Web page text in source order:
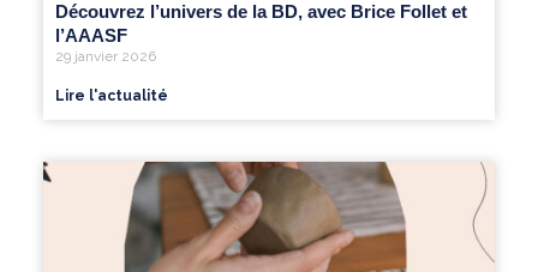
Découvrez l’univers de la BD, avec Brice Follet et
l’AAASF
29 janvier 2026
Lire l'actualité